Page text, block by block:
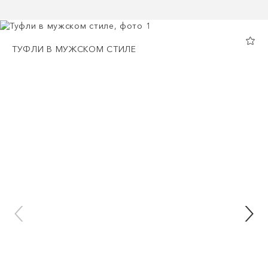
ТУФЛИ В МУЖСКОМ СТИЛЕ